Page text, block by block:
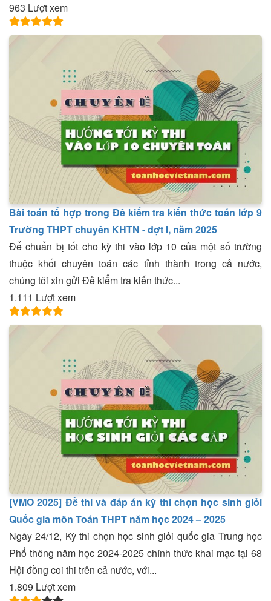
963 Lượt xem
Bài toán tổ hợp trong Đề kiểm tra kiến thức toán lớp 9
Trường THPT chuyên KHTN - đợt I, năm 2025
Để chuẩn bị tốt cho kỳ thi vào lớp 10 của một số trường
thuộc khối chuyên toán các tỉnh thành trong cả nước,
chúng tôi xin gửi Đề kiểm tra kiến thức...
1.111 Lượt xem
[VMO 2025] Đề thi và đáp án kỳ thi chọn học sinh giỏi
Quốc gia môn Toán THPT năm học 2024 – 2025
Ngày 24/12, Kỳ thi chọn học sinh giỏi quốc gia Trung học
Phổ thông năm học 2024-2025 chính thức khai mạc tại 68
Hội đồng coi thi trên cả nước, với...
1.809 Lượt xem